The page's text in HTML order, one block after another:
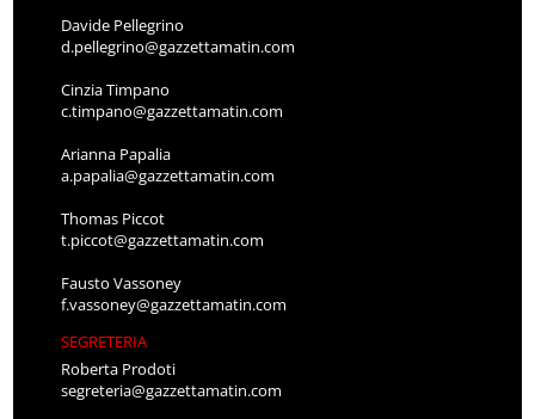
Davide Pellegrino
d.pellegrino@gazzettamatin.com
Cinzia Timpano
c.timpano@gazzettamatin.com
Arianna Papalia
a.papalia@gazzettamatin.com
Thomas Piccot
t.piccot@gazzettamatin.com
Fausto Vassoney
f.vassoney@gazzettamatin.com
SEGRETERIA
Roberta Prodoti
segreteria@gazzettamatin.com